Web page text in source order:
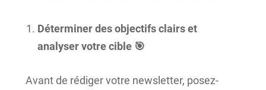
Déterminer des objectifs clairs et
analyser votre cible 🎯
Avant de rédiger votre newsletter, posez-